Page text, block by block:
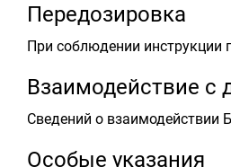
Передозировка
При соблюдении инструкции
Взаимодействие с
Сведений о взаимодействии
Особые указания